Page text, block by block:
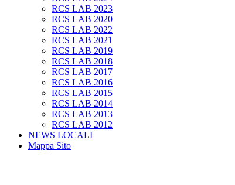
RCS LAB 2023
RCS LAB 2020
RCS LAB 2022
RCS LAB 2021
RCS LAB 2019
RCS LAB 2018
RCS LAB 2017
RCS LAB 2016
RCS LAB 2015
RCS LAB 2014
RCS LAB 2013
RCS LAB 2012
NEWS LOCALI
Mappa Sito